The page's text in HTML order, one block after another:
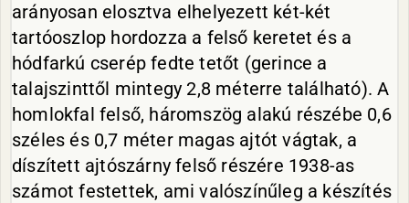
arányosan elosztva elhelyezett két-két
tartóoszlop hordozza a felső keretet és a
hódfarkú cserép fedte tetőt (gerince a
talajszinttől mintegy 2,8 méterre található). A
homlokfal felső, háromszög alakú részébe 0,6
széles és 0,7 méter magas ajtót vágtak, a
díszített ajtószárny felső részére 1938-as
számot festettek, ami valószínűleg a készítés